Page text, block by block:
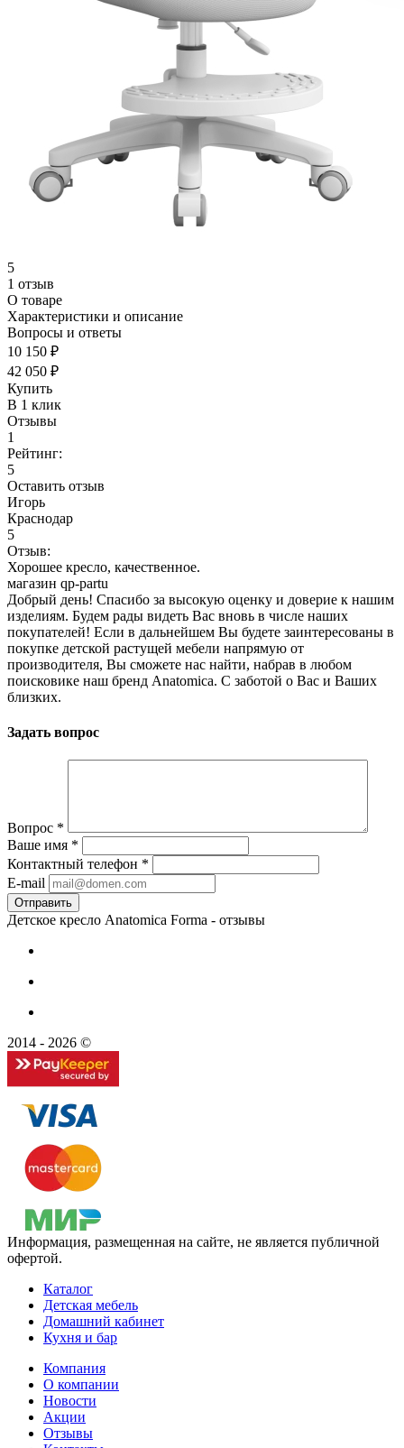
5
1 отзыв
О товаре
Характеристики и описание
Вопросы и ответы
10 150 ₽
42 050 ₽
Купить
В 1 клик
Отзывы
1
Рейтинг:
5
Оставить отзыв
Игорь
Краснодар
5
Отзыв:
Хорошее кресло, качественное.
магазин qp-partu
Добрый день! Спасибо за высокую оценку и доверие к нашим
изделиям. Будем рады видеть Вас вновь в числе наших
покупателей! Если в дальнейшем Вы будете заинтересованы в
покупке детской растущей мебели напрямую от
производителя, Вы сможете нас найти, набрав в любом
поисковике наш бренд Anatomica. С заботой о Вас и Ваших
близких.
Задать вопрос
Вопрос *
Ваше имя *
Контактный телефон *
E-mail
Детское кресло Anatomica Forma - отзывы
2014 - 2026 ©
Информация, размещенная на сайте, не является публичной
офертой.
Каталог
Детская мебель
Домашний кабинет
Кухня и бар
Компания
О компании
Новости
Акции
Отзывы